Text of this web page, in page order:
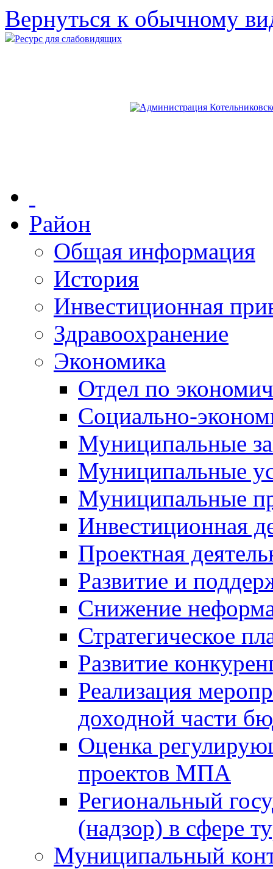
Вернуться к обычному
Ресурс для слабовидящих
Район
Общая информация
История
Инвестиционная
Здравоохранение
Экономика
Отдел по
Социально-
Муниципальные
Муниципальные
Муниципальные
Инвестиционная
Проектная
Развитие и
Снижение
Стратегическое
Развитие
Реализация
доходной части
Оценка
проектов МПА
Региональный
(надзор) в сфере
Муниципальный